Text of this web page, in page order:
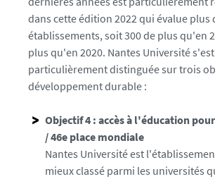
v
-
n
a
n
t
dans cette édition 2022 qui évalue plus
établissements, soit 300 de plus qu'en
plus qu'en 2020. Nantes Université s'est
particulièrement distinguée sur trois
développement durable :
Objectif 4 : accès à l'éducation
/ 46e place mondiale
Nantes Université est
mieux classé parmi les universités